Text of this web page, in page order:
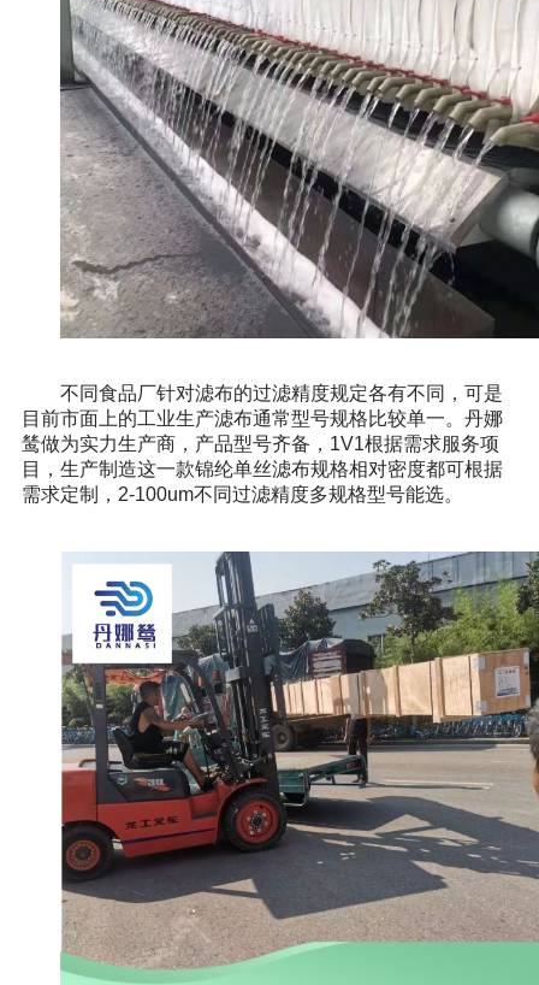
不同食品厂针对滤布的过滤精度规定各有不同，可是
目前市面上的工业生产滤布通常型号规格比较单一。丹娜
鸶做为实力生产商，产品型号齐备，1V1根据需求服务项
目，生产制造这一款锦纶单丝滤布规格相对密度都可根据
需求定制，2-100um不同过滤精度多规格型号能选。